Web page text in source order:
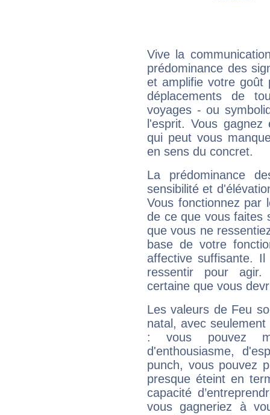
Vive la
prédominance des
et amplifie votre goût
déplacements de
voyages - ou
l'esprit. Vous
qui peut vous
en sens du concret.
La prédominance
sensibilité et
Vous fonctionnez
de ce que vous faites
que vous ne
base de votre
affective suffisante.
ressentir pour agir.
certaine que vous
Les valeurs de Feu
natal, avec
: vous pouvez
d'enthousiasme,
punch, vous pouvez
presque éteint en
capacité
vous gagneriez à